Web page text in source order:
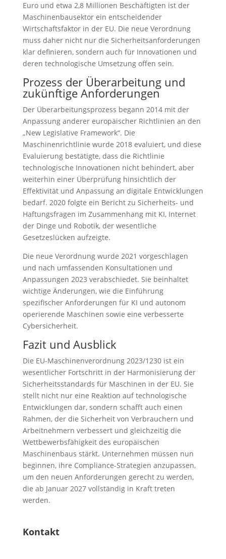
Euro und etwa 2,8 Millionen Beschäftigten ist der
Maschinenbausektor ein entscheidender
Wirtschaftsfaktor in der EU. Die neue Verordnung
muss daher nicht nur die Sicherheitsanforderungen
klar definieren, sondern auch für Innovationen und
deren technologische Umsetzung offen sein.
Prozess der Überarbeitung und
zukünftige Anforderungen
Der Überarbeitungsprozess begann 2014 mit der
Anpassung anderer europäischer Richtlinien an den
„New Legislative Framework“. Die
Maschinenrichtlinie wurde 2018 evaluiert, und diese
Evaluierung bestätigte, dass die Richtlinie
technologische Innovationen nicht behindert, aber
weiterhin einer Überprüfung hinsichtlich der
Effektivität und Anpassung an digitale Entwicklungen
bedarf. 2020 folgte ein Bericht zu Sicherheits- und
Haftungsfragen im Zusammenhang mit KI, Internet
der Dinge und Robotik, der wesentliche
Gesetzeslücken aufzeigte.
Die neue Verordnung wurde 2021 vorgeschlagen
und nach umfassenden Konsultationen und
Anpassungen 2023 verabschiedet. Sie beinhaltet
wichtige Änderungen, wie die Einführung
spezifischer Anforderungen für KI und autonom
operierende Maschinen sowie eine verbesserte
Cybersicherheit.
Fazit und Ausblick
Die EU-Maschinenverordnung 2023/1230 ist ein
wesentlicher Fortschritt in der Harmonisierung der
Sicherheitsstandards für Maschinen in der EU. Sie
stellt nicht nur eine Reaktion auf technologische
Entwicklungen dar, sondern schafft auch einen
Rahmen, der die Sicherheit von Verbrauchern und
Arbeitnehmern verbessert und gleichzeitig die
Wettbewerbsfähigkeit des europäischen
Maschinenbaus stärkt. Unternehmen müssen nun
beginnen, ihre Compliance-Strategien anzupassen,
um den neuen Anforderungen gerecht zu werden,
die ab Januar 2027 vollständig in Kraft treten
werden.
Kontakt